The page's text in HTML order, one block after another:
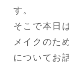
す。
そこで本日
メイクのた
についてお